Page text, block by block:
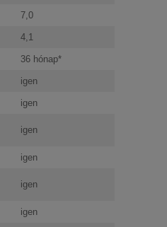
7,0
4,1
36 hónap*
igen
igen
igen
igen
igen
igen